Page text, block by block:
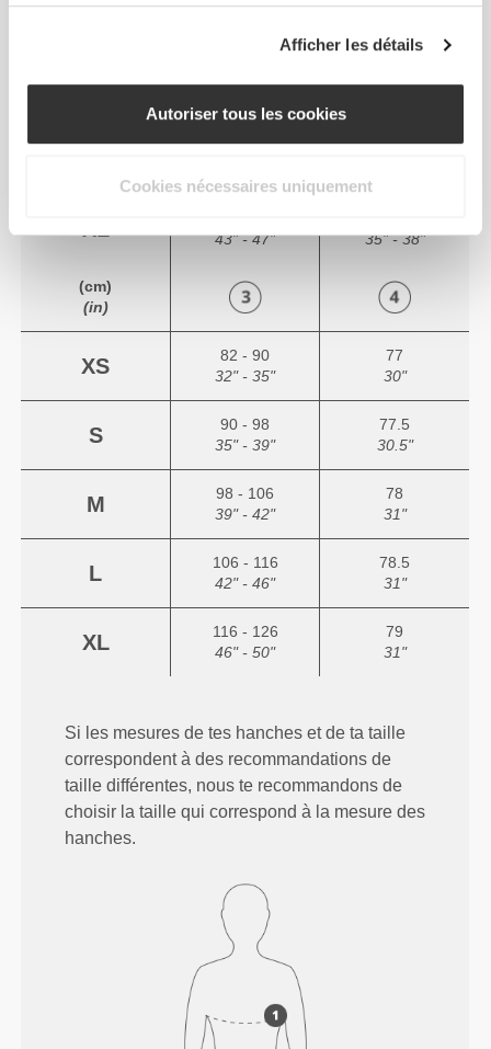
Afficher les détails
Autoriser tous les cookies
Cookies nécessaires uniquement
82 - 90
64 - 72
M
90 - 98
72 - 80
98 - 108
80 - 88
XL
43" - 47"
35" - 38"
(cm)
(in)
XS
82 - 90
32" - 35"
77
30"
S
90 - 98
35" - 39"
77.5
30.5"
M
98 - 106
39" - 42"
78
31"
L
106 - 116
42" - 46"
78.5
31"
XL
116 - 126
46" - 50"
79
31"
Si les mesures de tes hanches et de ta taille
correspondent à des recommandations de
taille différentes, nous te recommandons de
choisir la taille qui correspond à la mesure des
hanches.